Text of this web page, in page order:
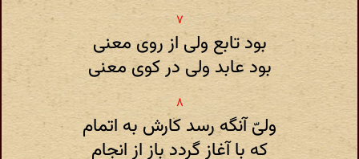
بود تابع ولی از روی معنی
بود عابد ولی در کوی معنی
ولیّ آنگه رسد کارش به اتمام
که با آغاز گردد باز از انجام